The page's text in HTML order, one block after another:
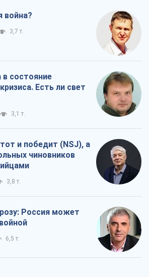
война?
3,7 т.
в состояние
Есть ли свет
3,1 т.
и победит (NSJ), а
чиновников
3,8 т.
Россия может
6,5 т.